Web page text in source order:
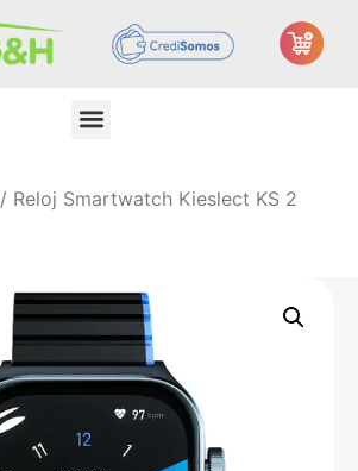
/ Reloj Smartwatch Kieslect KS 2